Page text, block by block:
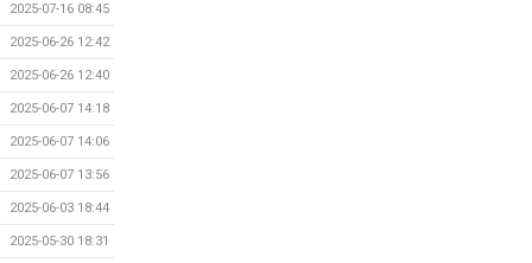
2025-07-16 08:45
2025-06-26 12:42
2025-06-26 12:40
2025-06-07 14:18
2025-06-07 14:06
2025-06-07 13:56
2025-06-03 18:44
2025-05-30 18:31